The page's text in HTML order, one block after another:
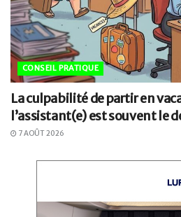
CONSEIL PRATIQUE
La culpabilité de partir en
l’assistant(e) est souvent le
7 AOÛT 2026